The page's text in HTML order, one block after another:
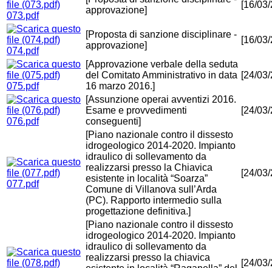
073.pdf
approvazione]
[16/
074.pdf
[Proposta di sanzione disciplinare -
approvazione]
[16/
075.pdf
[Approvazione verbale della seduta
del Comitato Amministrativo in data
16 marzo 2016.]
[24/
076.pdf
[Assunzione operai avventizi 2016.
Esame e provvedimenti
conseguenti]
[24/
077.pdf
[Piano nazionale contro il dissesto
idrogeologico 2014-2020. Impianto
idraulico di sollevamento da
realizzarsi presso la Chiavica
esistente in località “Soarza”
Comune di Villanova sull’Arda
(PC). Rapporto intermedio sulla
progettazione definitiva.]
[24/
[Piano nazionale contro il dissesto
idrogeologico 2014-2020. Impianto
idraulico di sollevamento da
realizzarsi presso la chiavica
[24/